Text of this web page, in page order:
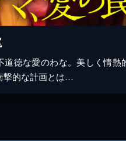
道徳な愛のわな。美しく情熱
撃的な計画とは…